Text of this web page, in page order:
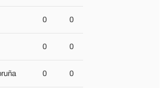
0 0
0 0
0 0